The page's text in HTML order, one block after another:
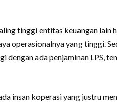
tinggi entitas keuangan lain
operasionalnya yang tinggi.
ada penjaminan LPS,
insan koperasi yang justru